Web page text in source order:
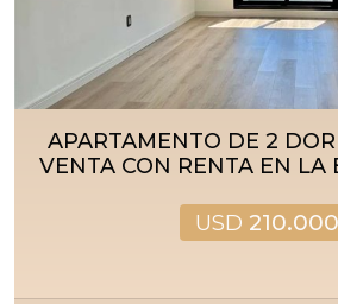
APARTAMENTO DE 2
VENTA CON RENTA EN
USD 210.000